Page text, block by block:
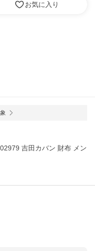
お気に入り
吉田カバン 財布 メン